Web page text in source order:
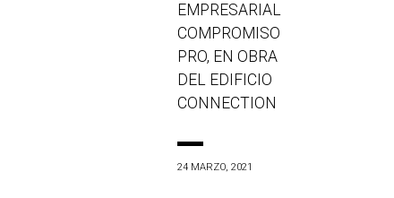
EMPRESARIAL
COMPROMISO
PRO, EN OBRA
DEL EDIFICIO
CONNECTION
24 MARZO, 2021